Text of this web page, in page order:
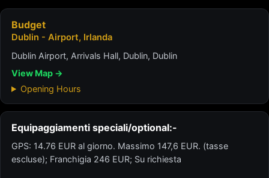
Budget
Dublin - Airport, Irlanda
Dublin Airport, Arrivals Hall, Dublin, Dublin
View Map →
Opening Hours
Equipaggiamenti speciali/optional:-
GPS: 14.76 EUR al giorno. Massimo 147,6 EUR. (tasse
escluse); Franchigia 246 EUR; Su richiesta